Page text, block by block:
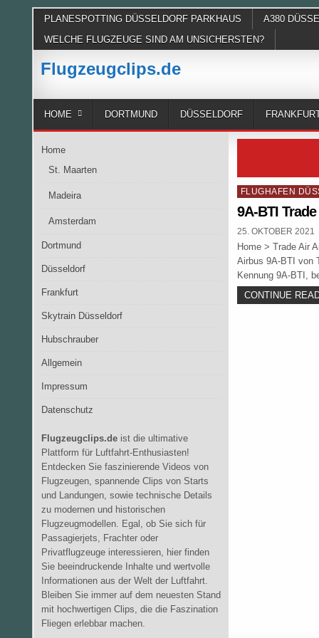
PLANESPOTTING DÜSSELDORF PARKHAUS
A380
WELCHE FLUGZEUGE SIND AM UNSICHERSTEN?
Flugzeugclips.de
HOME DORTMUND DÜSSELDORF
Posted
in
FLUGHAFEN
9A-BTI
PUBLISHED
25. OKTOBER 2021
Home > Trade Air
Airbus 9A-BTI von
Kennung 9A-BTI,
CONTINUE
Home
St. Maarten
Madeira
Amsterdam
Dortmund
Düsseldorf
Frankfurt
Skytrain Düsseldorf
Hubschrauber
Allgemein
Impressum
Datenschutz
Flugzeugclips.deist die ultimative
Plattform für Luftfahrt-Enthusiasten!
Entdecken Sie faszinierende Videos von
Flugzeugen, spannende Clips von Starts
und Landungen, sowie technische Details
zu modernen und historischen
Flugzeugmodellen. Egal, ob Sie sich für
Passagierjets, Frachter oder
Privatflugzeuge interessieren, hier finden
Sie beeindruckende Inhalte und wertvolle
Informationen aus der Welt der Luftfahrt.
Bleiben Sie immer auf dem neuesten Stand
mit hochwertigen Clips, die die Faszination
Fliegen erlebbar machen.